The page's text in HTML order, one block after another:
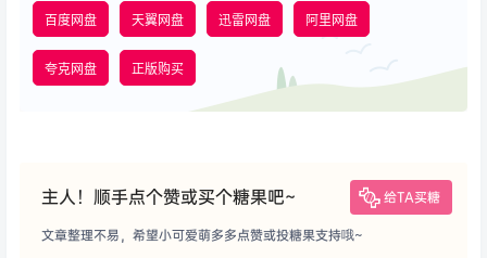
百度网盘 天翼网盘 迅雷网盘 阿里网盘
夸克网盘 正版购买
主人！顺手点个赞或买个糖果吧~ 给TA买糖
文章整理不易，希望小可爱萌多多点赞或投糖果支持哦~